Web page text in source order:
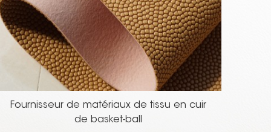
Fournisseur de matériaux de tissu en cuir
de basket-ball